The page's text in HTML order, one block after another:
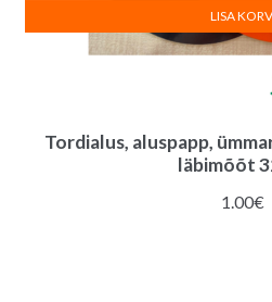
Tordialus, aluspapp,
läbimõõt
1.00€
LISA